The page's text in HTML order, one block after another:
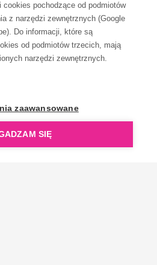
cookies pochodzące od podmiotów
z narzędzi zewnętrznych (Google
Do informacji, które są
od podmiotów trzecich, mają
narzędzi zewnętrznych.
zaawansowane
SIĘ
częścią ReflectGroup.